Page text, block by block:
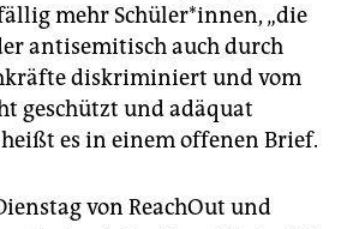
mehr Schüler*innen, „die
antisemitisch auch durch
diskriminiert und vom
geschützt und adäquat
es in einem offenen Brief.
von Reach­Out und